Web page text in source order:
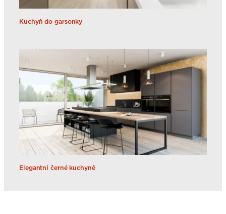
Kuchyň do garsonky
Elegantní černé kuchyně